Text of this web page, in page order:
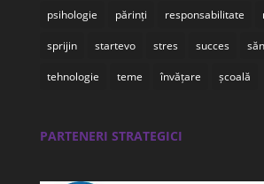
psihologie părinți responsabilitate
sprijin startevo stres succes
tehnologie teme învățare școală
PARTENERI STRATEGICI